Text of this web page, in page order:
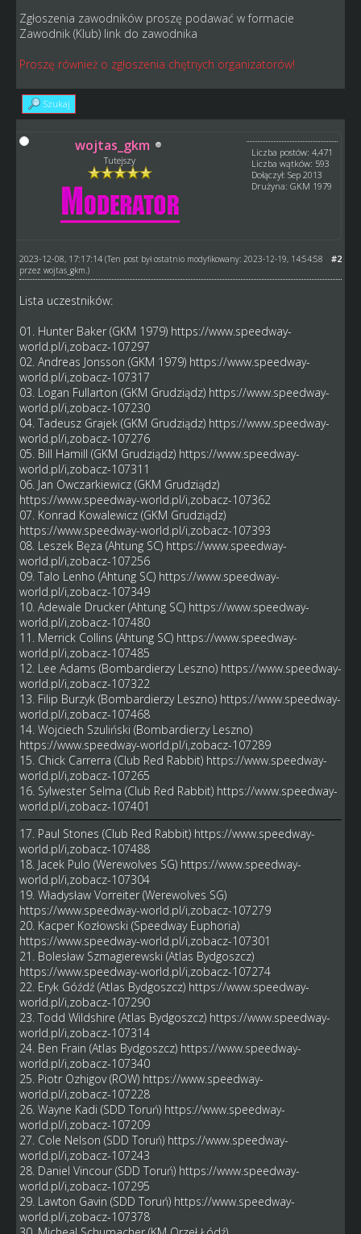
Zgłoszenia zawodników proszę podawać w formacie
Zawodnik (Klub) link do zawodnika
Proszę również o zgłoszenia chętnych organizatorów!
Szukaj
wojtas_gkm
Tutejszy
Liczba postów: 4,471
Liczba wątków: 593
Dołączył: Sep 2013
Drużyna: GKM 1979
#2
2023-12-08, 17:17:14 (Ten post był ostatnio modyfikowany: 2023-12-19, 14:54:58
przez wojtas_gkm .)
Lista uczestników:
01. Hunter Baker (GKM 1979) https://www.speedway-
world.pl/i,zobacz-107297
02. Andreas Jonsson (GKM 1979) https://www.speedway-
world.pl/i,zobacz-107317
03. Logan Fullarton (GKM Grudziądz) https://www.speedway-
world.pl/i,zobacz-107230
04. Tadeusz Grajek (GKM Grudziądz) https://www.speedway-
world.pl/i,zobacz-107276
05. Bill Hamill (GKM Grudziądz) https://www.speedway-
world.pl/i,zobacz-107311
06. Jan Owczarkiewicz (GKM Grudziądz)
https://www.speedway-world.pl/i,zobacz-107362
07. Konrad Kowalewicz (GKM Grudziądz)
https://www.speedway-world.pl/i,zobacz-107393
08. Leszek Bęza (Ahtung SC) https://www.speedway-
world.pl/i,zobacz-107256
09. Talo Lenho (Ahtung SC) https://www.speedway-
world.pl/i,zobacz-107349
10. Adewale Drucker (Ahtung SC) https://www.speedway-
world.pl/i,zobacz-107480
11. Merrick Collins (Ahtung SC) https://www.speedway-
world.pl/i,zobacz-107485
12. Lee Adams (Bombardierzy Leszno) https://www.speedway-
world.pl/i,zobacz-107322
13. Filip Burzyk (Bombardierzy Leszno) https://www.speedway-
world.pl/i,zobacz-107468
14. Wojciech Szuliński (Bombardierzy Leszno)
https://www.speedway-world.pl/i,zobacz-107289
15. Chick Carrerra (Club Red Rabbit) https://www.speedway-
world.pl/i,zobacz-107265
16. Sylwester Selma (Club Red Rabbit) https://www.speedway-
world.pl/i,zobacz-107401
17. Paul Stones (Club Red Rabbit) https://www.speedway-
world.pl/i,zobacz-107488
18. Jacek Pulo (Werewolves SG) https://www.speedway-
world.pl/i,zobacz-107304
19. Władysław Vorreiter (Werewolves SG)
https://www.speedway-world.pl/i,zobacz-107279
20. Kacper Kozłowski (Speedway Euphoria)
https://www.speedway-world.pl/i,zobacz-107301
21. Bolesław Szmagierewski (Atlas Bydgoszcz)
https://www.speedway-world.pl/i,zobacz-107274
22. Eryk Góźdź (Atlas Bydgoszcz) https://www.speedway-
world.pl/i,zobacz-107290
23. Todd Wildshire (Atlas Bydgoszcz) https://www.speedway-
world.pl/i,zobacz-107314
24. Ben Frain (Atlas Bydgoszcz) https://www.speedway-
world.pl/i,zobacz-107340
25. Piotr Ozhigov (ROW) https://www.speedway-
world.pl/i,zobacz-107228
26. Wayne Kadi (SDD Toruń) https://www.speedway-
world.pl/i,zobacz-107209
27. Cole Nelson (SDD Toruń) https://www.speedway-
world.pl/i,zobacz-107243
28. Daniel Vincour (SDD Toruń) https://www.speedway-
world.pl/i,zobacz-107295
29. Lawton Gavin (SDD Toruń) https://www.speedway-
world.pl/i,zobacz-107378